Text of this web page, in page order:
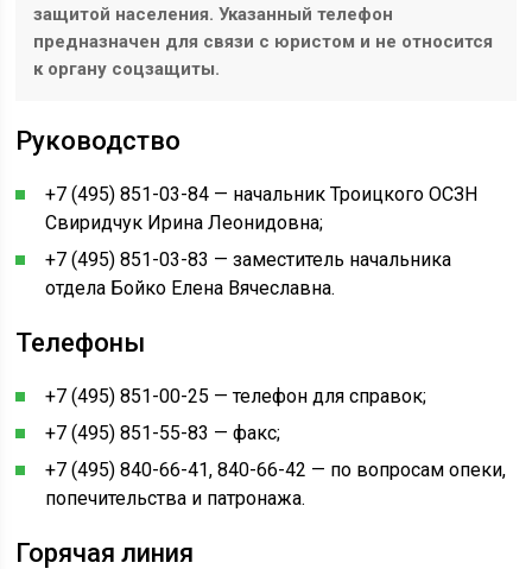
защитой населения. Указанный телефон
предназначен для связи с юристом и не относится
к органу соцзащиты.
Руководство
+7 (495) 851-03-84 — начальник Троицкого ОСЗН
Свиридчук Ирина Леонидовна;
+7 (495) 851-03-83 — заместитель начальника
отдела Бойко Елена Вячеславна.
Телефоны
+7 (495) 851-00-25 — телефон для справок;
+7 (495) 851-55-83 — факс;
+7 (495) 840-66-41, 840-66-42 — по вопросам опеки,
попечительства и патронажа.
Горячая линия